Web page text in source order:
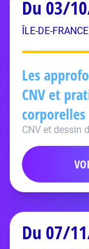
Du 03/
ÎLE-DE-
Les
CNV et
corporelles
CNV et dessin
Du 07/